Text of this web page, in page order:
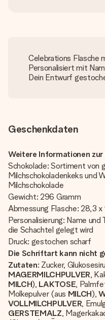
Celebrations Flasche
Personalisiert mit
Dein Entwurf
Geschenkdaten
Weitere Informationen zur
Schokolade: Sortiment von
Milchschokoladenkeks und
Milchschokolade
Gewicht: 296 Gramm
Abmessung Flasche: 28,3 x
Personalisierung: Name
die Schachtel gelegt wird
Druck: gestochen scharf
Die Schriftart kann nicht
Zutaten: Zucker,
MAGERMILCHPULVER,
MILCH), LAKTOSE,
Molkepulver (aus MILCH),
VOLLMILCHPULVER,
GERSTEMALZ,